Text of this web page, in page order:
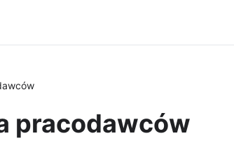
pracodawców